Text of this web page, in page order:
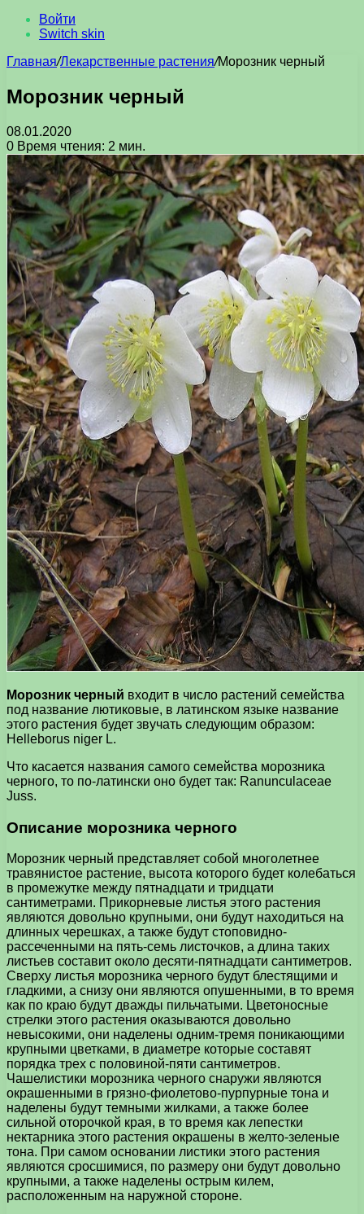
Войти
Switch skin
Главная/Лекарственные растения/Морозник черный
Морозник черный
08.01.2020
0 Время чтения: 2 мин.
Морозник черный входит в число растений семейства
под название лютиковые, в латинском языке название
этого растения будет звучать следующим образом:
Helleborus niger L.
Что касается названия самого семейства морозника
черного, то по-латински оно будет так: Ranunculaceae
Juss.
Описание морозника черного
Морозник черный представляет собой многолетнее
травянистое растение, высота которого будет колебаться
в промежутке между пятнадцати и тридцати
сантиметрами. Прикорневые листья этого растения
являются довольно крупными, они будут находиться на
длинных черешках, а также будут стоповидно-
рассеченными на пять-семь листочков, а длина таких
листьев составит около десяти-пятнадцати сантиметров.
Сверху листья морозника черного будут блестящими и
гладкими, а снизу они являются опушенными, в то время
как по краю будут дважды пильчатыми. Цветоносные
стрелки этого растения оказываются довольно
невысокими, они наделены одним-тремя поникающими
крупными цветками, в диаметре которые составят
порядка трех с половиной-пяти сантиметров.
Чашелистики морозника черного снаружи являются
окрашенными в грязно-фиолетово-пурпурные тона и
наделены будут темными жилками, а также более
сильной оторочкой края, в то время как лепестки
нектарника этого растения окрашены в желто-зеленые
тона. При самом основании листики этого растения
являются сросшимися, по размеру они будут довольно
крупными, а также наделены острым килем,
расположенным на наружной стороне.